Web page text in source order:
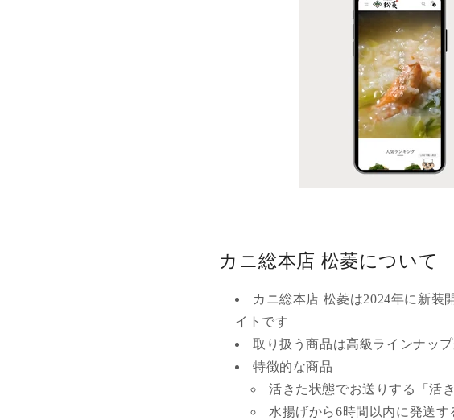
カニ総本店 松菱について
カニ総本店 松菱は2024年に新装
イトです
取り扱う商品は高級ラインナッ
特徴的な商品
活きた状態でお送りする「活き
水揚げから6時間以内に発送す